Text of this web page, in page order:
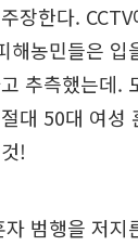
장한다.
해농민들은 입
추측했는데.
대 50대 여성
!
범행을 저지